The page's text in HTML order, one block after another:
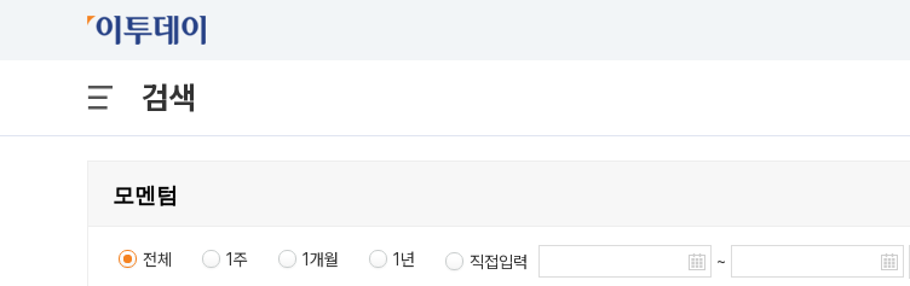
검색
전체 1주 1개월 1년 직접입력 ~